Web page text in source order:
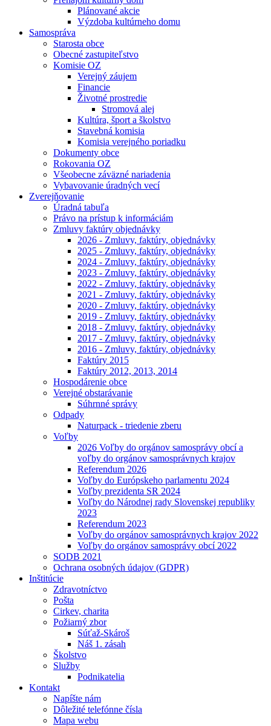
Plánované akcie
Výzdoba kultúrneho domu
Samospráva
Starosta obce
Obecné zastupiteľstvo
Komisie OZ
Verejný záujem
Financie
Životné prostredie
Stromová alej
Kultúra, šport a školstvo
Stavebná komisia
Komisia verejného poriadku
Dokumenty obce
Rokovania OZ
Všeobecne záväzné nariadenia
Vybavovanie úradných vecí
Zverejňovanie
Úradná tabuľa
Právo na prístup k informáciám
Zmluvy faktúry objednávky
2026 - Zmluvy, faktúry, objednávky
2025 - Zmluvy, faktúry, objednávky
2024 - Zmluvy, faktúry, objednávky
2023 - Zmluvy, faktúry, objednávky
2022 - Zmluvy, faktúry, objednávky
2021 - Zmluvy, faktúry, objednávky
2020 - Zmluvy, faktúry, objednávky
2019 - Zmluvy, faktúry, objednávky
2018 - Zmluvy, faktúry, objednávky
2017 - Zmluvy, faktúry, objednávky
2016 - Zmluvy, faktúry, objednávky
Faktúry 2015
Faktúry 2012, 2013, 2014
Hospodárenie obce
Verejné obstarávanie
Súhrnné správy
Odpady
Naturpack - triedenie zberu
Voľby
2026 Voľby do orgánov samosprávy obcí a
voľby do orgánov samosprávnych krajov
Referendum 2026
Voľby do Európskeho parlamentu 2024
Voľby prezidenta SR 2024
Voľby do Národnej rady Slovenskej republiky
2023
Referendum 2023
Voľby do orgánov samosprávnych krajov 2022
Voľby do orgánov samosprávy obcí 2022
SODB 2021
Ochrana osobných údajov (GDPR)
Inštitúcie
Zdravotníctvo
Pošta
Cirkev, charita
Požiarný zbor
Súťaž-Skároš
Náš 1. zásah
Školstvo
Služby
Podnikatelia
Kontakt
Napíšte nám
Dôležité telefónne čísla
Mapa webu